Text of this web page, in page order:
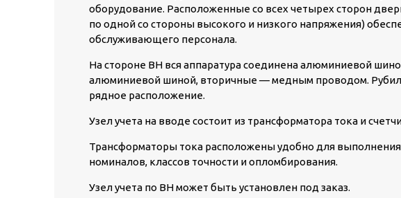
оборудование. Расположенные со всех четырех сторон
по одной со стороны высокого и низкого напряжения)
обслуживающего персонала.
На стороне ВН вся аппаратура соединена алюминиевой
алюминиевой шиной, вторичные — медным проводом.
рядное расположение.
Узел учета на вводе состоит из трансформатора тока и
Трансформаторы тока расположены удобно для
номиналов, классов точности и опломбирования.
Узел учета по ВН может быть установлен под заказ.